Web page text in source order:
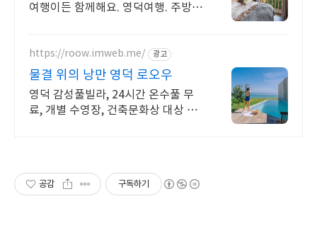
여행이든 함께해요. 영덕여행. 주방,
https://roow.imweb.me/ 광고
물결 위의 낭만 영덕 로오우
영덕 감성풀빌라, 24시간 온수풀 무
료, 개별 수영장, 건축문화상 대상 수
공감 구독하기